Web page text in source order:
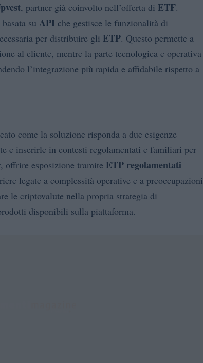
, partner già coinvolto nell’offerta di ETF.
su API che gestisce le funzionalità di
per distribuire gli ETP. Questo permette a
al cliente, mentre la parte tecnologica e operativa
l’integrazione più rapida e affidabile rispetto a
come la soluzione risponda a due esigenze
e inserirle in contesti regolamentati e familiari per
offrire esposizione tramite ETP regolamentati
legate a complessità operative e a preoccupazioni
le criptovalute nella propria strategia di
disponibili sulla piattaforma.